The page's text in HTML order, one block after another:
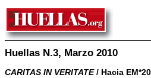
Huellas N.3, Marzo 2010
CARITAS IN VERITATE/ Hacia